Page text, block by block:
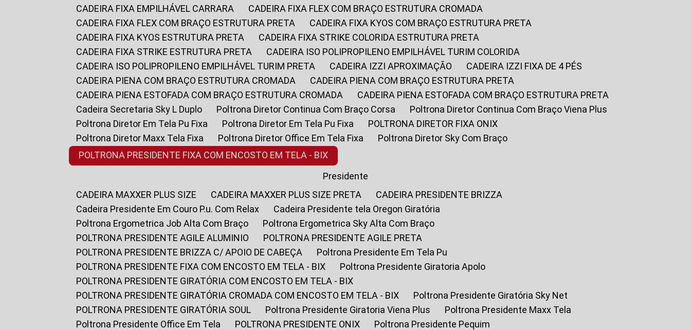
CADEIRA FIXA EMPILHÁVEL CARRARA
CADEIRA FIXA FLEX COM BRAÇO ESTRUTURA CROMADA
CADEIRA FIXA FLEX COM BRAÇO ESTRUTURA PRETA
CADEIRA FIXA KYOS COM BRAÇO ESTRUTURA PRETA
CADEIRA FIXA KYOS ESTRUTURA PRETA
CADEIRA FIXA STRIKE COLORIDA ESTRUTURA PRETA
CADEIRA FIXA STRIKE ESTRUTURA PRETA
CADEIRA ISO POLIPROPILENO EMPILHÁVEL TURIM COLORIDA
CADEIRA ISO POLIPROPILENO EMPILHÁVEL TURIM PRETA
CADEIRA IZZI APROXIMAÇÃO
CADEIRA IZZI FIXA DE 4 PÉS
CADEIRA PIENA COM BRAÇO ESTRUTURA CROMADA
CADEIRA PIENA COM BRAÇO ESTRUTURA PRETA
CADEIRA PIENA ESTOFADA COM BRAÇO ESTRUTURA CROMADA
CADEIRA PIENA ESTOFADA COM BRAÇO ESTRUTURA PRETA
Cadeira Secretaria Sky L Duplo
Poltrona Diretor Continua Com Braço Corsa
Poltrona Diretor Continua Com Braço Viena Plus
Poltrona Diretor Em Tela Pu Fixa
Poltrona Diretor Em Tela Pu Fixa
POLTRONA DIRETOR FIXA ONIX
Poltrona Diretor Maxx Tela Fixa
Poltrona Diretor Office Em Tela Fixa
Poltrona Diretor Sky Com Braço
POLTRONA PRESIDENTE FIXA COM ENCOSTO EM TELA - BIX
Presidente
CADEIRA MAXXER PLUS SIZE
CADEIRA MAXXER PLUS SIZE PRETA
CADEIRA PRESIDENTE BRIZZA
Cadeira Presidente Em Couro P.u. Com Relax
Cadeira Presidente tela Oregon Giratória
Poltrona Ergometrica Job Alta Com Braço
Poltrona Ergometrica Sky Alta Com Braço
POLTRONA PRESIDENTE AGILE ALUMINIO
POLTRONA PRESIDENTE AGILE PRETA
POLTRONA PRESIDENTE BRIZZA C/ APOIO DE CABEÇA
Poltrona Presidente Em Tela Pu
POLTRONA PRESIDENTE FIXA COM ENCOSTO EM TELA - BIX
Poltrona Presidente Giratoria Apolo
POLTRONA PRESIDENTE GIRATÓRIA COM ENCOSTO EM TELA - BIX
POLTRONA PRESIDENTE GIRATÓRIA CROMADA COM ENCOSTO EM TELA - BIX
Poltrona Presidente Giratória Sky Net
POLTRONA PRESIDENTE GIRATÓRIA SOUL
Poltrona Presidente Giratoria Viena Plus
Poltrona Presidente Maxx Tela
Poltrona Presidente Office Em Tela
POLTRONA PRESIDENTE ONIX
Poltrona Presidente Pequim